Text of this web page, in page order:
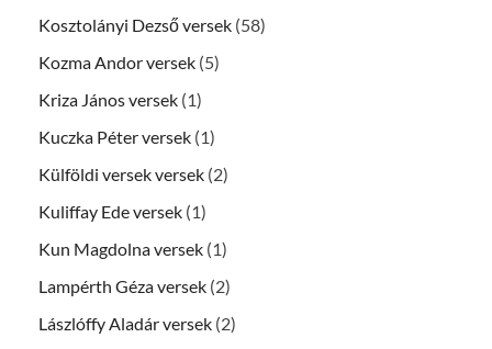
Kosztolányi Dezső versek (58)
Kozma Andor versek (5)
Kriza János versek (1)
Kuczka Péter versek (1)
Külföldi versek versek (2)
Kuliffay Ede versek (1)
Kun Magdolna versek (1)
Lampérth Géza versek (2)
Lászlóffy Aladár versek (2)